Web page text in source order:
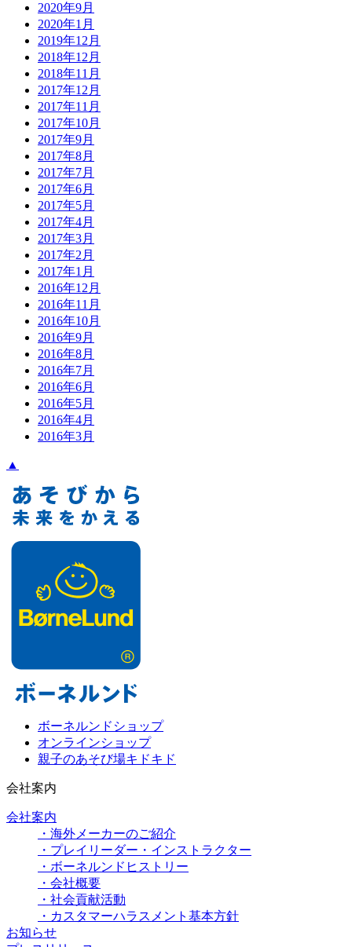
2020年9月
2020年1月
2019年12月
2018年12月
2018年11月
2017年12月
2017年11月
2017年10月
2017年9月
2017年8月
2017年7月
2017年6月
2017年5月
2017年4月
2017年3月
2017年2月
2017年1月
2016年12月
2016年11月
2016年10月
2016年9月
2016年8月
2016年7月
2016年6月
2016年5月
2016年4月
2016年3月
▲
ボーネルンドショップ
オンラインショップ
親子のあそび場キドキド
会社案内
会社案内
・海外メーカーのご紹介
・プレイリーダー・インストラクター
・ボーネルンドヒストリー
・会社概要
・社会貢献活動
・カスタマーハラスメント基本方針
お知らせ